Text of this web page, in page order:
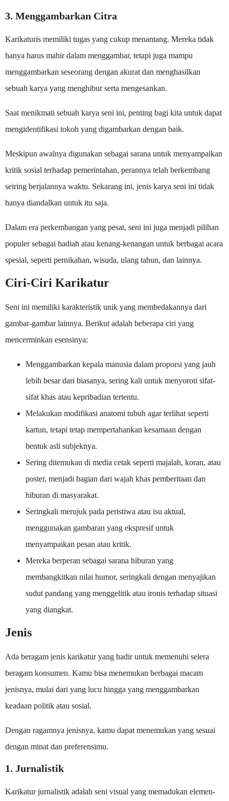
3. Menggambarkan Citra
Karikaturis memiliki tugas yang cukup menantang. Mereka tidak
hanya harus mahir dalam menggambar, tetapi juga mampu
menggambarkan seseorang dengan akurat dan menghasilkan
sebuah karya yang menghibur serta mengesankan.
Saat menikmati sebuah karya seni ini, penting bagi kita untuk dapat
mengidentifikasi tokoh yang digambarkan dengan baik.
Meskipun awalnya digunakan sebagai sarana untuk menyampaikan
kritik sosial terhadap pemerintahan, perannya telah berkembang
seiring berjalannya waktu. Sekarang ini, jenis karya seni ini tidak
hanya diandalkan untuk itu saja.
Dalam era perkembangan yang pesat, seni ini juga menjadi pilihan
populer sebagai hadiah atau kenang-kenangan untuk berbagai acara
spesial, seperti pernikahan, wisuda, ulang tahun, dan lainnya.
Ciri-Ciri Karikatur
Seni ini memiliki karakteristik unik yang membedakannya dari
gambar-gambar lainnya. Berikut adalah beberapa ciri yang
mencerminkan esensinya:
Menggambarkan kepala manusia dalam proporsi yang jauh
lebih besar dari biasanya, sering kali untuk menyoroti sifat-
sifat khas atau kepribadian tertentu.
Melakukan modifikasi anatomi tubuh agar terlihat seperti
kartun, tetapi tetap mempertahankan kesamaan dengan
bentuk asli subjeknya.
Sering ditemukan di media cetak seperti majalah, koran, atau
poster, menjadi bagian dari wajah khas pemberitaan dan
hiburan di masyarakat.
Seringkali merujuk pada peristiwa atau isu aktual,
menggunakan gambaran yang ekspresif untuk
menyampaikan pesan atau kritik.
Mereka berperan sebagai sarana hiburan yang
membangkitkan nilai humor, seringkali dengan menyajikan
sudut pandang yang menggelitik atau ironis terhadap situasi
yang diangkat.
Jenis
Ada beragam jenis karikatur yang hadir untuk memenuhi selera
beragam konsumen. Kamu bisa menemukan berbagai macam
jenisnya, mulai dari yang lucu hingga yang menggambarkan
keadaan politik atau sosial.
Dengan ragamnya jenisnya, kamu dapat menemukan yang sesuai
dengan minat dan preferensimu.
1. Jurnalistik
Karikatur jurnalistik adalah seni visual yang memadukan elemen-